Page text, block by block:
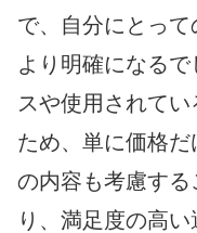
で、自分にとっ
より明確になる
スや使用されて
ため、単に価格
の内容も考慮する
り、満足度の高